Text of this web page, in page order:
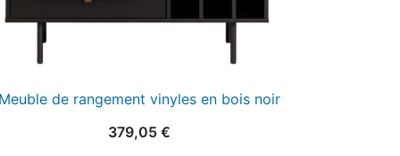
de rangement vinyles en bois noir
379,05 €